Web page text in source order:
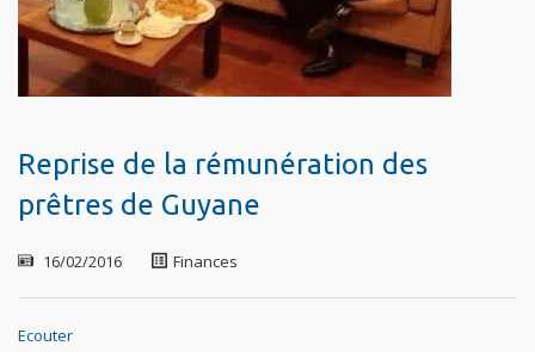
Reprise de la rémunération des
prêtres de Guyane
16/02/2016 Finances
Ecouter